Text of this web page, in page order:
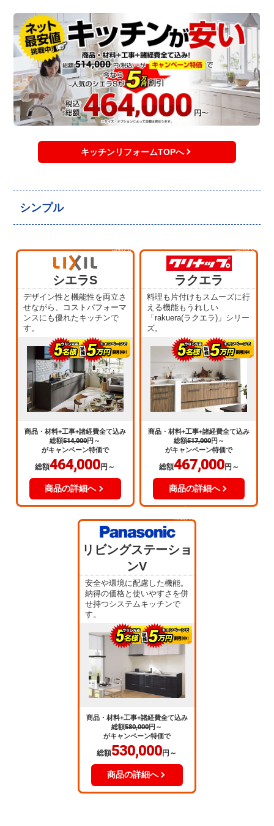
キッチンリフォームTOPへ
シンプル
シエラS
デザイン性と機能性を両立さ
せながら、コストパフォーマ
ンスにも優れたキッチンで
す。
商品・材料+工事+諸経費全て込み
総額514,000円～
がキャンペーン特価で
総額464,000円～
商品の詳細へ
ラクエラ
料理も片付けもスムーズに行
える機能もうれしい
「rakuera(ラクエラ)」シリー
ズ。
商品・材料+工事+諸経費全て込み
総額517,000円～
がキャンペーン特価で
総額467,000円～
商品の詳細へ
リビングステーショ
ンV
安全や環境に配慮した機能。
納得の価格と使いやすさを併
せ持つシステムキッチンで
す。
商品・材料+工事+諸経費全て込み
総額580,000円～
がキャンペーン特価で
総額530,000円～
商品の詳細へ
当店人気